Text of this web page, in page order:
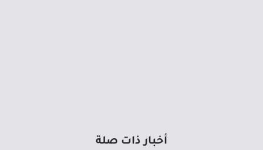
أخبار ذات صلة